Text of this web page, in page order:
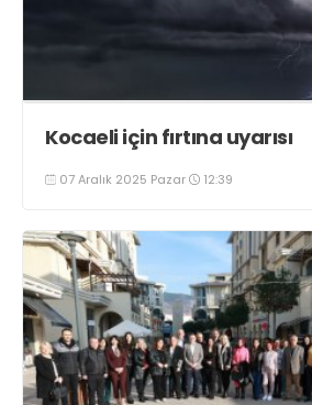
Kocaeli için fırtına uyarısı
07 Aralık 2025 Pazar 12:39